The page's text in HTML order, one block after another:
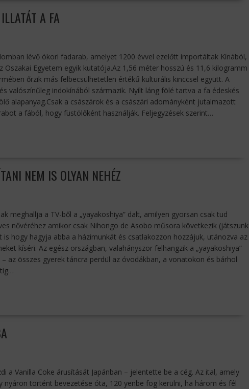
A FA
lévő ókori fadarab, amelyet 1200 évvel ezelőtt importáltak Kínából,
Egyetem egyik kutatója.Az 1,56 méter hosszú és 11,6 kilogramm
őrzik más felbecsülhetetlen értékű kulturális kinccsel együtt. A
valószínűleg indokínából származik. Nyílt láng fölé tartva a fa édeskés
alapanyag.Csak a császárok és a császári adományként jutalmazott
a fából, hogy füstölőként használják. Feljegyzések szerint…
NEM IS OLYAN NEHÉZ
meghallja a TV-ből a „yayakoshiya” dalt, amilyen gyorsan csak tud
nővéréhez amikor csak Nihongo de Asobo műsora következik (játszunk
hogy hagyja abba a házimunkát és csatlakozzon hozzájuk, utánozva az
kíséri. Az egész országban, valahányszor felhangzik a „yayakoshiya”
az összes gyerek táncra perdül az óvodákban, a vonatokon és bárhol
a Vanilla Coke árusítását Japánban – jelentette be a cég. Az ital, amely
nyáron történt bevezetése óta, 120 yenbe fog kerülni, ha három és fél